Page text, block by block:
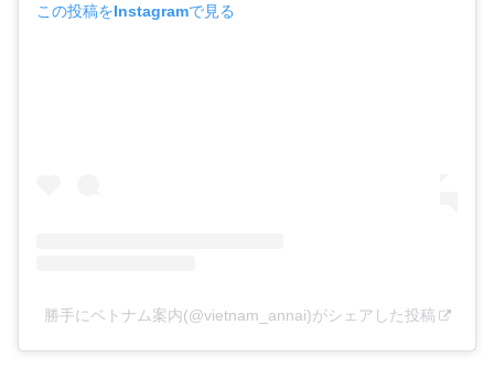
この投稿をInstagramで見る
勝手にベトナム案内(@vietnam_annai)がシェアした投稿